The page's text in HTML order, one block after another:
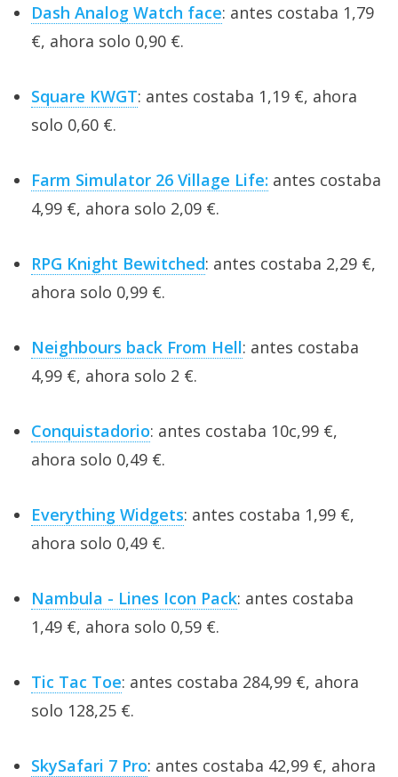
Dash Analog Watch face: antes costaba 1,79
€, ahora solo 0,90 €.
Square KWGT: antes costaba 1,19 €, ahora
solo 0,60 €.
Farm Simulator 26 Village Life: antes costaba
4,99 €, ahora solo 2,09 €.
RPG Knight Bewitched: antes costaba 2,29 €,
ahora solo 0,99 €.
Neighbours back From Hell: antes costaba
4,99 €, ahora solo 2 €.
Conquistadorio: antes costaba 10c,99 €,
ahora solo 0,49 €.
Everything Widgets: antes costaba 1,99 €,
ahora solo 0,49 €.
Nambula - Lines Icon Pack: antes costaba
1,49 €, ahora solo 0,59 €.
Tic Tac Toe: antes costaba 284,99 €, ahora
solo 128,25 €.
SkySafari 7 Pro: antes costaba 42,99 €, ahora